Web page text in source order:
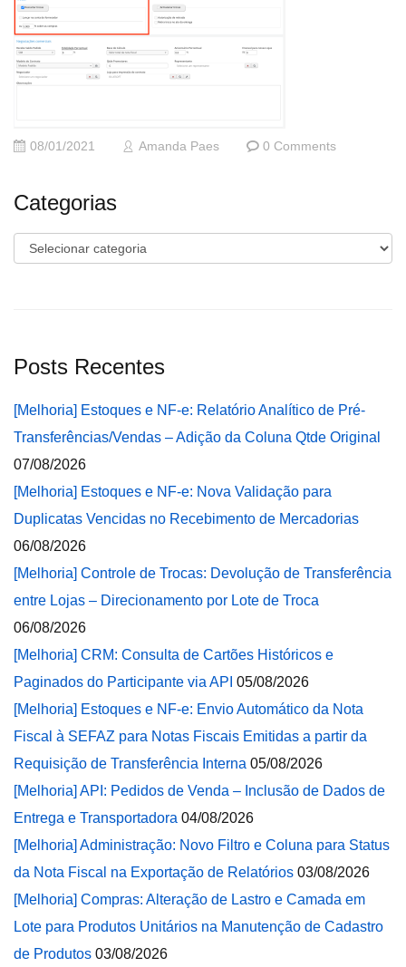
08/01/2021 Amanda Paes 0 Comments
Categorias
Categorias
Posts Recentes
[Melhoria] Estoques e NF-e: Relatório Analítico de Pré-
Transferências/Vendas – Adição da Coluna Qtde Original
07/08/2026
[Melhoria] Estoques e NF-e: Nova Validação para
Duplicatas Vencidas no Recebimento de Mercadorias
06/08/2026
[Melhoria] Controle de Trocas: Devolução de Transferência
entre Lojas – Direcionamento por Lote de Troca
06/08/2026
[Melhoria] CRM: Consulta de Cartões Históricos e
Paginados do Participante via API 05/08/2026
[Melhoria] Estoques e NF-e: Envio Automático da Nota
Fiscal à SEFAZ para Notas Fiscais Emitidas a partir da
Requisição de Transferência Interna 05/08/2026
[Melhoria] API: Pedidos de Venda – Inclusão de Dados de
Entrega e Transportadora 04/08/2026
[Melhoria] Administração: Novo Filtro e Coluna para Status
da Nota Fiscal na Exportação de Relatórios 03/08/2026
[Melhoria] Compras: Alteração de Lastro e Camada em
Lote para Produtos Unitários na Manutenção de Cadastro
de Produtos 03/08/2026